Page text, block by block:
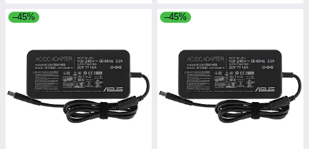
–45% –45%